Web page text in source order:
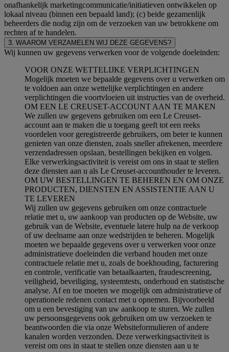
onafhankelijk marketingcommunicatie/initiatieven ontwikkelen op
lokaal niveau (binnen een bepaald land); (c) beide gezamenlijk
beheerders die nodig zijn om de verzoeken van uw betrokkene om
rechten af te handelen.
3. WAAROM VERZAMELEN WIJ DEZE GEGEVENS?
Wij kunnen uw gegevens verwerken voor de volgende doeleinden:
VOOR ONZE WETTELIJKE VERPLICHTINGEN
Mogelijk moeten we bepaalde gegevens over u verwerken om
te voldoen aan onze wettelijke verplichtingen en andere
verplichtingen die voortvloeien uit instructies van de overheid.
OM EEN LE CREUSET-ACCOUNT AAN TE MAKEN
We zullen uw gegevens gebruiken om een Le Creuset-
account aan te maken die u toegang geeft tot een reeks
voordelen voor geregistreerde gebruikers, om beter te kunnen
genieten van onze diensten, zoals sneller afrekenen, meerdere
verzendadressen opslaan, bestellingen bekijken en volgen.
Elke verwerkingsactiviteit is vereist om ons in staat te stellen
deze diensten aan u als Le Creuset-accounthouder te leveren.
OM UW BESTELLINGEN TE BEHEREN EN OM ONZE
PRODUCTEN, DIENSTEN EN ASSISTENTIE AAN U
TE LEVEREN
Wij zullen uw gegevens gebruiken om onze contractuele
relatie met u, uw aankoop van producten op de Website, uw
gebruik van de Website, eventuele latere hulp na de verkoop
of uw deelname aan onze wedstrijden te beheren. Mogelijk
moeten we bepaalde gegevens over u verwerken voor onze
administratieve doeleinden die verband houden met onze
contractuele relatie met u, zoals de boekhouding, facturering
en controle, verificatie van betaalkaarten, fraudescreening,
veiligheid, beveiliging, systeemtests, onderhoud en statistische
analyse. Af en toe moeten we mogelijk om administratieve of
operationele redenen contact met u opnemen. Bijvoorbeeld
om u een bevestiging van uw aankoop te sturen. We zullen
uw persoonsgegevens ook gebruiken om uw verzoeken te
beantwoorden die via onze Websiteformulieren of andere
kanalen worden verzonden. Deze verwerkingsactiviteit is
vereist om ons in staat te stellen onze diensten aan u te